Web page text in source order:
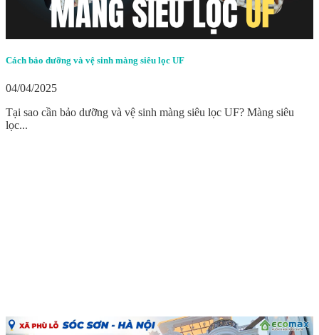
Cách bảo dưỡng và vệ sinh màng siêu lọc UF
04/04/2025
Tại sao cần bảo dưỡng và vệ sinh màng siêu lọc UF? Màng siêu
lọc...